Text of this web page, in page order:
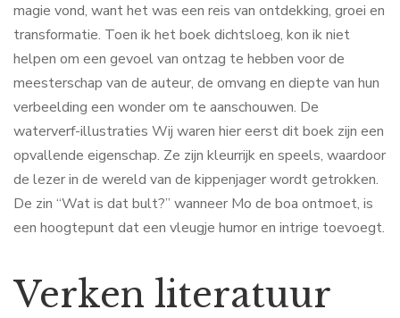
magie vond, want het was een reis van ontdekking, groei en
transformatie. Toen ik het boek dichtsloeg, kon ik niet
helpen om een gevoel van ontzag te hebben voor de
meesterschap van de auteur, de omvang en diepte van hun
verbeelding een wonder om te aanschouwen. De
waterverf-illustraties Wij waren hier eerst dit boek zijn een
opvallende eigenschap. Ze zijn kleurrijk en speels, waardoor
de lezer in de wereld van de kippenjager wordt getrokken.
De zin “Wat is dat bult?” wanneer Mo de boa ontmoet, is
een hoogtepunt dat een vleugje humor en intrige toevoegt.
Verken literatuur